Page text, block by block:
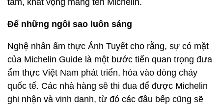
tầm, khát vọng mang tên Michelin.
Để những ngôi sao luôn sáng
Nghệ nhân ẩm thực Ánh Tuyết cho rằng, sự có mặt
của Michelin Guide là một bước tiến quan trọng đưa
ẩm thực Việt Nam phát triển, hòa vào dòng chảy
quốc tế. Các nhà hàng sẽ thi đua để được Michelin
ghi nhận và vinh danh, từ đó các đầu bếp cũng sẽ